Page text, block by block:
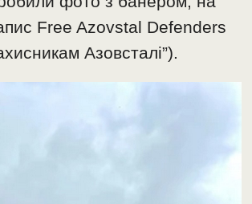
Free Azovstal Defenders
Азовсталі”).